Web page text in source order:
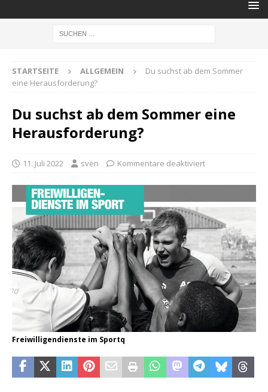
STARTSEITE ALLGEMEIN
Du suchst ab dem Sommer
eine Herausforderung?
Du suchst ab dem Sommer eine
Herausforderung?
11. Juli 2022 sven Kommentare deaktiviert
Freiwilligendienste im Sportq